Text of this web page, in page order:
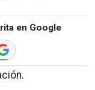
en Google